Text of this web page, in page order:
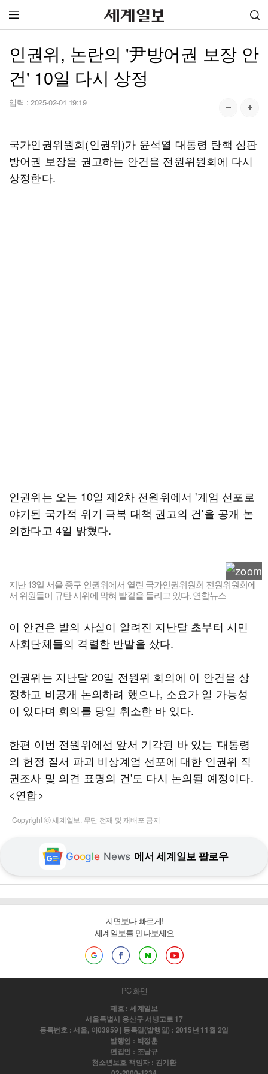
인권위, 논란의 '尹방어권 보장 안
건' 10일 다시 상정
입력 : 2025-02-04 19:19
국가인권위원회(인권위)가 윤석열 대통령 탄핵 심판
방어권 보장을 권고하는 안건을 전원위원회에 다시
상정한다.
인권위는 오는 10일 제2차 전원위에서 '계엄 선포로
야기된 국가적 위기 극복 대책 권고의 건'을 공개 논
의한다고 4일 밝혔다.
지난 13일 서울 중구 인권위에서 열린 국가인권위원회 전원위원회에
서 위원들이 규탄 시위에 막혀 발길을 돌리고 있다. 연합뉴스
이 안건은 발의 사실이 알려진 지난달 초부터 시민
사회단체들의 격렬한 반발을 샀다.
인권위는 지난달 20일 전원위 회의에 이 안건을 상
정하고 비공개 논의하려 했으나, 소요가 일 가능성
이 있다며 회의를 당일 취소한 바 있다.
한편 이번 전원위에선 앞서 기각된 바 있는 '대통령
의 헌정 질서 파괴 비상계엄 선포에 대한 인권위 직
권조사 및 의견 표명의 건'도 다시 논의될 예정이다.
<연합>
Copyright ⓒ 세계일보. 무단 전재 및 재배포 금지
Google News 에서 세계일보 팔로우
지면보다 빠르게!
세계일보를 만나보세요
PC 화면
제호 : 세계일보
서울특별시 용산구 서빙고로 17
등록번호 : 서울, 아03959 | 등록일(발행일) : 2015년 11월 2일
발행인 : 박정훈
편집인 : 조남규
청소년보호 책임자 : 김기환